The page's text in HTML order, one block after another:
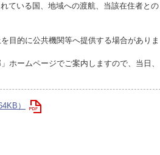
ている国、地域への渡航、当該在住者との
目的に公共機関等へ提供する場合がありま
ホームページでご案内しますので、当日、
）